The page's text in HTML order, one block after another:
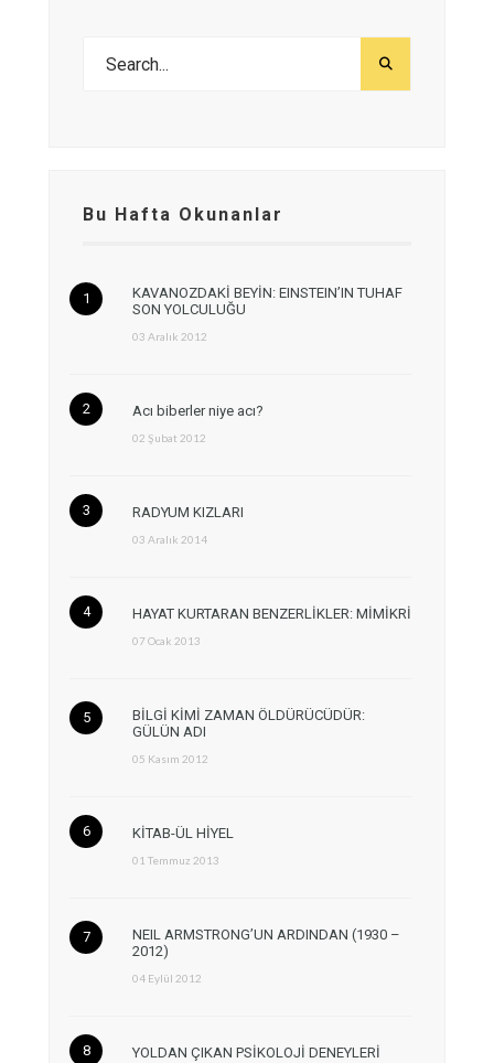
Bu Hafta Okunanlar
KAVANOZDAKİ BEYİN: EINSTEIN’IN TUHAF
SON YOLCULUĞU
03 Aralık 2012
Acı biberler niye acı?
02 Şubat 2012
RADYUM KIZLARI
03 Aralık 2014
HAYAT KURTARAN BENZERLİKLER: MİMİKRİ
07 Ocak 2013
BİLGİ KİMİ ZAMAN ÖLDÜRÜCÜDÜR:
GÜLÜN ADI
05 Kasım 2012
KİTAB-ÜL HİYEL
01 Temmuz 2013
NEIL ARMSTRONG’UN ARDINDAN (1930 –
2012)
04 Eylül 2012
YOLDAN ÇIKAN PSİKOLOJİ DENEYLERİ